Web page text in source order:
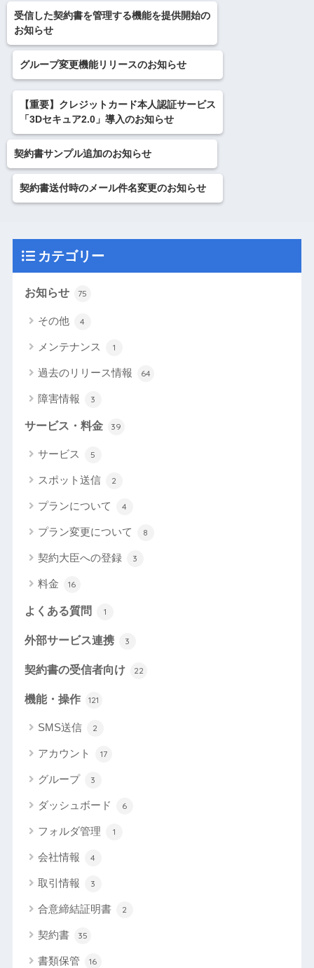
受信した契約書を管理する機能を提供開始の
お知らせ
グループ変更機能リリースのお知らせ
【重要】クレジットカード本人認証サービス
「3Dセキュア2.0」導入のお知らせ
契約書サンプル追加のお知らせ
契約書送付時のメール件名変更のお知らせ
カテゴリー
お知らせ 75
その他 4
メンテナンス 1
過去のリリース情報 64
障害情報 3
サービス・料金 39
サービス 5
スポット送信 2
プランについて 4
プラン変更について 8
契約大臣への登録 3
料金 16
よくある質問 1
外部サービス連携 3
契約書の受信者向け 22
機能・操作 121
SMS送信 2
アカウント 17
グループ 3
ダッシュボード 6
フォルダ管理 1
会社情報 4
取引情報 3
合意締結証明書 2
契約書 35
書類保管 16